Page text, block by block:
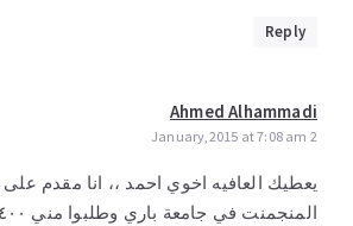
Reply
Ahmed Alhammadi
2 January,2015 at 7:08 am
يعطيك العافيه اخوي احمد ،، انا مقدم